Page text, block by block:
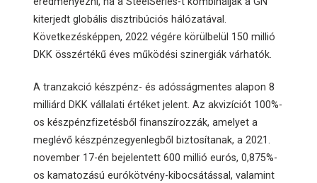
kiterjedt globális disztribúciós hálózatával.
Következésképpen, 2022 végére körülbelül 150 millió
DKK összértékű éves működési szinergiák várhatók.
A tranzakció készpénz- és adósságmentes alapon 8
milliárd DKK vállalati értéket jelent. Az akvizíciót 100%-
os készpénzfizetésből finanszírozzák, amelyet a
meglévő készpénzegyenlegből biztosítanak, a 2021.
november 17-én bejelentett 600 millió eurós, 0,875%-
os kamatozású eurókötvény-kibocsátással, valamint